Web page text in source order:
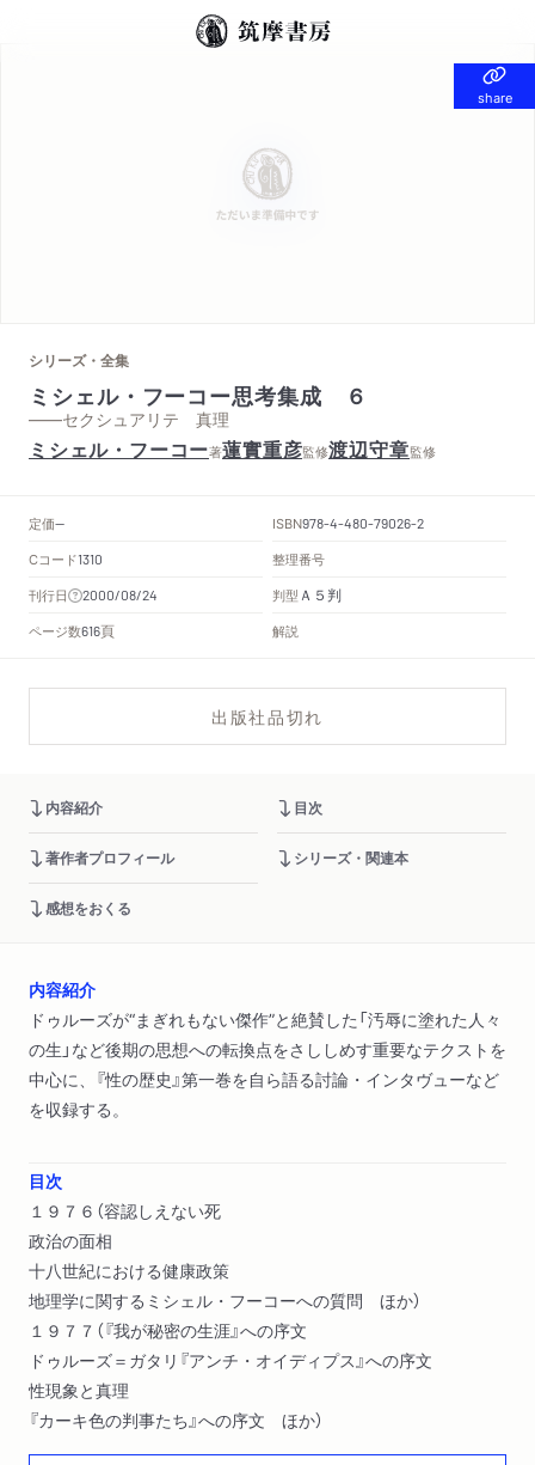
share
share
シリーズ・全集
ミシェル・フーコー思考集成 ６
——セクシュアリテ 真理
ミシェル・フーコー著蓮實重彦監修渡辺守章監修
定価-- ISBN978-4-480-79026-2
Cコード1310
整理番号
刊行日
2000/08/24 判型 Ａ５判
ページ数616頁 解説
出版社品切れ
内容紹介 目次
著作者プロフィール シリーズ・関連本
感想をおくる
内容紹介
ドゥルーズが“まぎれもない傑作”と絶賛した「汚辱に塗れた人々
の生」など後期の思想への転換点をさししめす重要なテクストを
中心に、『性の歴史』第一巻を自ら語る討論・インタヴューなど
を収録する。
目次
１９７６（容認しえない死
政治の面相
十八世紀における健康政策
地理学に関するミシェル・フーコーへの質問 ほか）
１９７７（『我が秘密の生涯』への序文
ドゥルーズ＝ガタリ『アンチ・オイディプス』への序文
性現象と真理
『カーキ色の判事たち』への序文 ほか）